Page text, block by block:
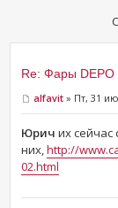
Re: Фары DEPO
alfavit » Пт, 31
Юрич их сейчас
них,http://
02.html